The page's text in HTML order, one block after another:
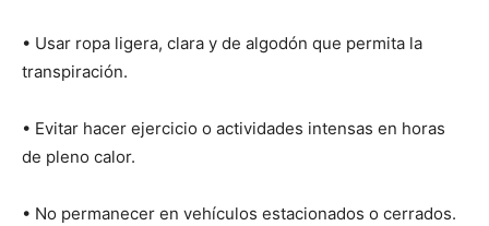
• Usar ropa ligera, clara y de algodón que permita la
transpiración.
• Evitar hacer ejercicio o actividades intensas en horas
de pleno calor.
• No permanecer en vehículos estacionados o cerrados.